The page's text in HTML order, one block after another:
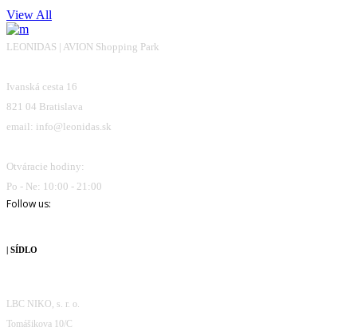
View All
LEONIDAS | AVION Shopping Park
Ivanská cesta 16
821 04 Bratislava
email: info@leonidas.sk
Otváracie hodiny:
Po - Ne: 10:00 - 21:00
Follow us:
| SÍDLO
LBC NIKO, s. r. o.
Tomášikova 10/C